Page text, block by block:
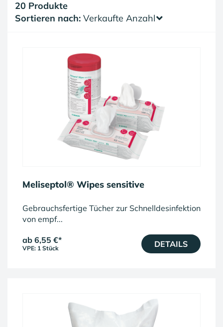
20 Produkte
Sortieren nach: Verkaufte Anzahl
Meliseptol® Wipes sensitive
Gebrauchsfertige Tücher zur Schnelldesinfektion
von empf...
ab 6,55 €*
VPE: 1 Stück DETAILS